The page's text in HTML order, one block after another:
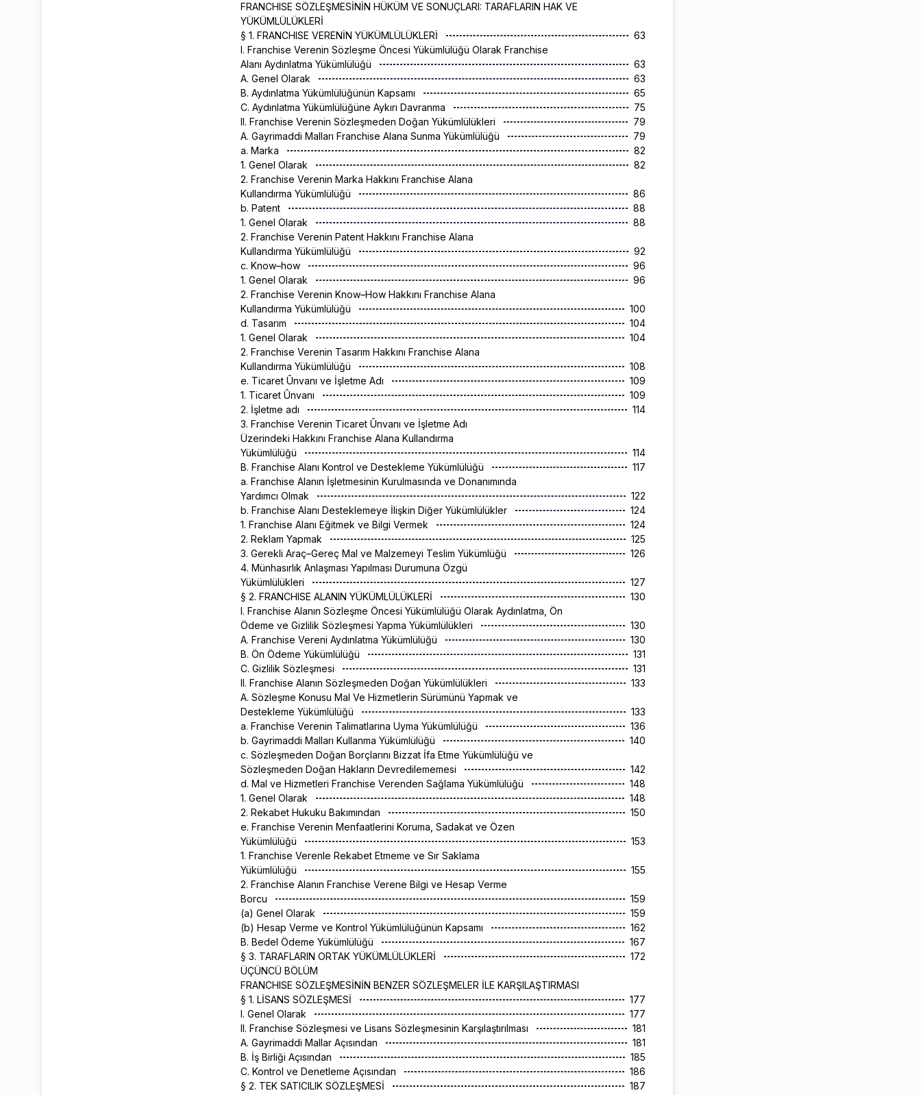
FRANCHISE SÖZLEŞMESİNİN HÜKÜM VE SONUÇLARI: TARAFLARIN HAK VE
YÜKÜMLÜLÜKLERİ
§ 1. FRANCHISE VERENİN YÜKÜMLÜLÜKLERİ
63
I. Franchise Verenin Sözleşme Öncesi Yükümlülüğü Olarak Franchise
Alanı Aydınlatma Yükümlülüğü
63
A. Genel Olarak
63
B. Aydınlatma Yükümlülüğünün Kapsamı
65
C. Aydınlatma Yükümlülüğüne Aykırı Davranma
75
II. Franchise Verenin Sözleşmeden Doğan Yükümlülükleri
79
A. Gayrimaddi Malları Franchise Alana Sunma Yükümlülüğü
79
a. Marka
82
1. Genel Olarak
82
2. Franchise Verenin Marka Hakkını Franchise Alana
Kullandırma Yükümlülüğü
86
b. Patent
88
1. Genel Olarak
88
2. Franchise Verenin Patent Hakkını Franchise Alana
Kullandırma Yükümlülüğü
92
c. Know–how
96
1. Genel Olarak
96
2. Franchise Verenin Know–How Hakkını Franchise Alana
Kullandırma Yükümlülüğü
100
d. Tasarım
104
1. Genel Olarak
104
2. Franchise Verenin Tasarım Hakkını Franchise Alana
Kullandırma Yükümlülüğü
108
e. Ticaret Ûnvanı ve İşletme Adı
109
1. Ticaret Ûnvanı
109
2. İşletme adı
114
3. Franchise Verenin Ticaret Ûnvanı ve İşletme Adı
Üzerindeki Hakkını Franchise Alana Kullandırma
Yükümlülüğü
114
B. Franchise Alanı Kontrol ve Destekleme Yükümlülüğü
117
a. Franchise Alanın İşletmesinin Kurulmasında ve Donanımında
Yardımcı Olmak
122
b. Franchise Alanı Desteklemeye İlişkin Diğer Yükümlülükler
124
1. Franchise Alanı Eğitmek ve Bilgi Vermek
124
2. Reklam Yapmak
125
3. Gerekli Araç–Gereç Mal ve Malzemeyi Teslim Yükümlüğü
126
4. Münhasırlık Anlaşması Yapılması Durumuna Özgü
Yükümlülükleri
127
§ 2. FRANCHISE ALANIN YÜKÜMLÜLÜKLERİ
130
I. Franchise Alanın Sözleşme Öncesi Yükümlülüğü Olarak Aydınlatma, Ön
Ödeme ve Gizlilik Sözleşmesi Yapma Yükümlülükleri
130
A. Franchise Vereni Aydınlatma Yükümlülüğü
130
B. Ön Ödeme Yükümlülüğü
131
C. Gizlilik Sözleşmesi
131
II. Franchise Alanın Sözleşmeden Doğan Yükümlülükleri
133
A. Sözleşme Konusu Mal Ve Hizmetlerin Sürümünü Yapmak ve
Destekleme Yükümlülüğü
133
a. Franchise Verenin Talimatlarına Uyma Yükümlülüğü
136
b. Gayrimaddi Malları Kullanma Yükümlülüğü
140
c. Sözleşmeden Doğan Borçlarını Bizzat İfa Etme Yükümlülüğü ve
Sözleşmeden Doğan Hakların Devredilememesi
142
d. Mal ve Hizmetleri Franchise Verenden Sağlama Yükümlülüğü
148
1. Genel Olarak
148
2. Rekabet Hukuku Bakımından
150
e. Franchise Verenin Menfaatlerini Koruma, Sadakat ve Özen
Yükümlülüğü
153
1. Franchise Verenle Rekabet Etmeme ve Sır Saklama
Yükümlülüğü
155
2. Franchise Alanın Franchise Verene Bilgi ve Hesap Verme
Borcu
159
(a) Genel Olarak
159
(b) Hesap Verme ve Kontrol Yükümlülüğünün Kapsamı
162
B. Bedel Ödeme Yükümlülüğü
167
§ 3. TARAFLARIN ORTAK YÜKÜMLÜLÜKLERİ
172
ÜÇÜNCÜ BÖLÜM
FRANCHISE SÖZLEŞMESİNİN BENZER SÖZLEŞMELER İLE KARŞILAŞTIRMASI
§ 1. LİSANS SÖZLEŞMESİ
177
I. Genel Olarak
177
II. Franchise Sözleşmesi ve Lisans Sözleşmesinin Karşılaştırılması
181
A. Gayrimaddi Mallar Açısından
181
B. İş Birliği Açısından
185
C. Kontrol ve Denetleme Açısından
186
§ 2. TEK SATICILIK SÖZLEŞMESİ
187